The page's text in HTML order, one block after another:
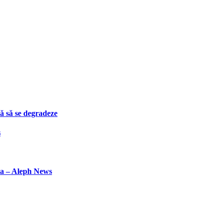
se degradeze
– Aleph News